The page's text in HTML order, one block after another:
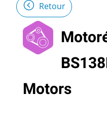
Retour
Motors